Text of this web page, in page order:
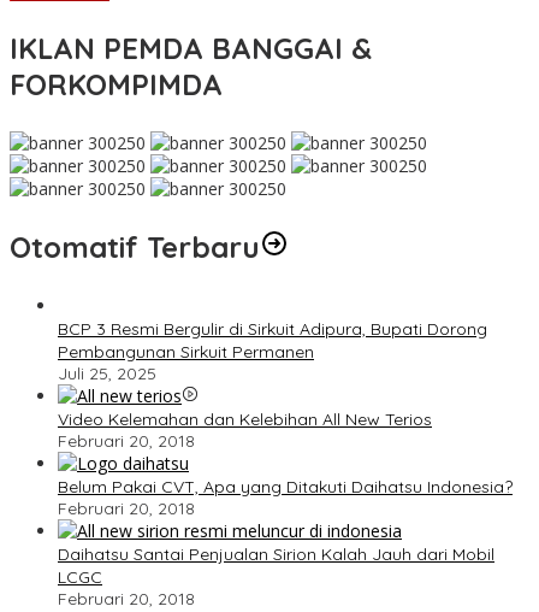
IKLAN PEMDA BANGGAI &
FORKOMPIMDA
Otomatif Terbaru
BCP 3 Resmi Bergulir di Sirkuit Adipura, Bupati Dorong
Pembangunan Sirkuit Permanen
Juli 25, 2025
Video Kelemahan dan Kelebihan All New Terios
Februari 20, 2018
Belum Pakai CVT, Apa yang Ditakuti Daihatsu Indonesia?
Februari 20, 2018
Daihatsu Santai Penjualan Sirion Kalah Jauh dari Mobil
LCGC
Februari 20, 2018